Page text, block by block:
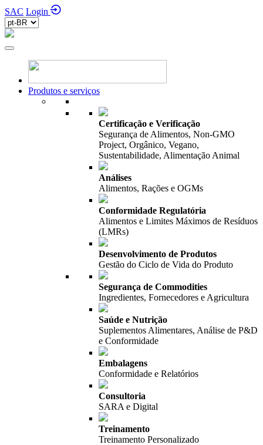
SAC Login
Produtos e serviços
Certificação e Verificação
Segurança de Alimentos, Non-GMO
Project, Orgânico, Vegano,
Sustentabilidade, Alimentação Animal
Análises
Alimentos, Rações e OGMs
Conformidade Regulatória
Alimentos e Limites Máximos de Resíduos
(LMRs)
Desenvolvimento de Produtos
Gestão do Ciclo de Vida do Produto
Segurança de Commodities
Ingredientes, Fornecedores e Agricultura
Saúde e Nutrição
Suplementos Alimentares, Análise de P&D
e Conformidade
Embalagens
Conformidade e Relatórios
Consultoria
SARA e Digital
Treinamento
Treinamento Personalizado